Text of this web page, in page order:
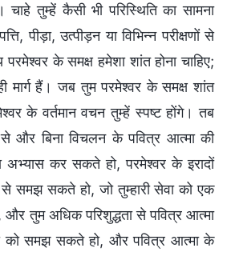
चाहे तुम्हें कैसी भी परिस्थिति का सामना
पीड़ा, उत्पीड़न या विभिन्न परीक्षणों से
के समक्ष हमेशा शांत होना चाहिए;
मार्ग हैं। जब तुम परमेश्वर के समक्ष शांत
के वर्तमान वचन तुम्हें स्पष्ट होंगे। तब
और बिना विचलन के पवित्र आत्मा की
अभ्यास कर सकते हो, परमेश्वर के इरादों
समझ सकते हो, जो तुम्हारी सेवा को एक
और तुम अधिक परिशुद्धता से पवित्र आत्मा
को समझ सकते हो, और पवित्र आत्मा के